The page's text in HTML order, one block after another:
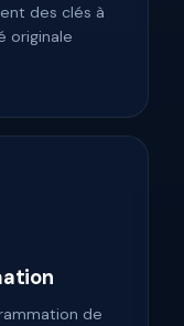
des clés à
originale
de